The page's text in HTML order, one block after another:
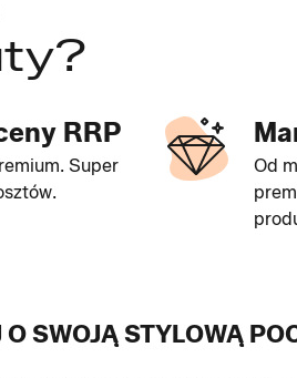
RRP
Super
Od
SWOJĄ STYLOWĄ